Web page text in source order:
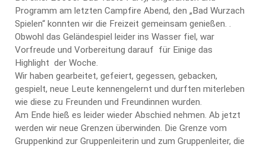
Programm am letzten Campfire Abend, den „Bad Wurzach
Spielen“ konnten wir die Freizeit gemeinsam genießen. .
Obwohl das Geländespiel leider ins Wasser fiel, war
Vorfreude und Vorbereitung darauf für Einige das
Highlight der Woche.
Wir haben gearbeitet, gefeiert, gegessen, gebacken,
gespielt, neue Leute kennengelernt und durften miterleben
wie diese zu Freunden und Freundinnen wurden.
Am Ende hieß es leider wieder Abschied nehmen. Ab jetzt
werden wir neue Grenzen überwinden. Die Grenze vom
Gruppenkind zur Gruppenleiterin und zum Gruppenleiter, die